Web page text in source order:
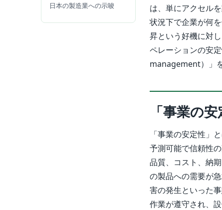
日本の製造業への示唆
は、単にアクセル
状況下で企業が何
昇という好機に対
ペレーションの安
management）」
「事業の
「事業の安定性」
予測可能で信頼性
品質、コスト、納
の製品への需要が
害の発生といった
作業が遵守され、